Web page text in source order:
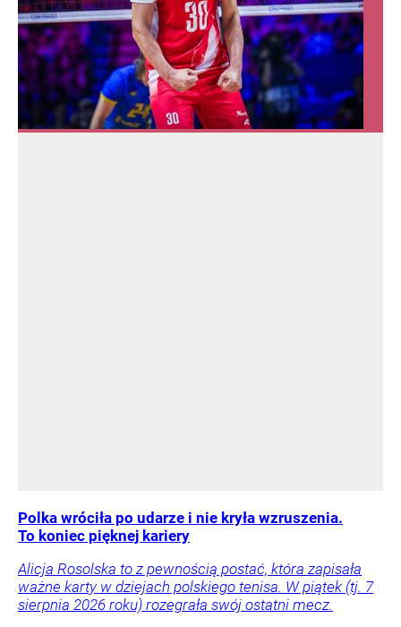
Polka wróciła po udarze i nie kryła wzruszenia.
To koniec pięknej kariery
Alicja Rosolska to z pewnością postać, która zapisała
ważne karty w dziejach polskiego tenisa. W piątek (tj. 7
sierpnia 2026 roku) rozegrała swój ostatni mecz.